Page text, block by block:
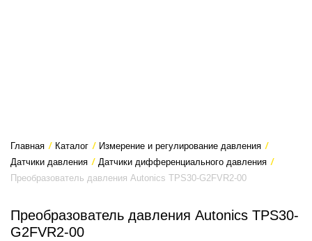
Главная / Каталог / Измерение и регулирование давления /
Датчики давления / Датчики дифференциального давления /
Преобразователь давления Autonics TPS30-G2FVR2-00
Преобразователь давления Autonics TPS30-
G2FVR2-00